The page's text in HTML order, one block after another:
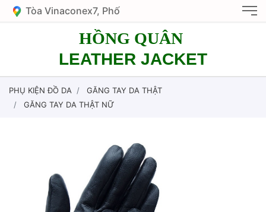
Tòa Vinaconex7, Phố
HỒNG QUÂN
LEATHER JACKET
PHỤ KIỆN ĐỒ DA
GĂNG TAY DA THẬT
GĂNG TAY DA THẬT NỮ